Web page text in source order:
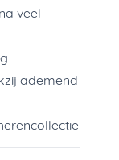
veel
ademend